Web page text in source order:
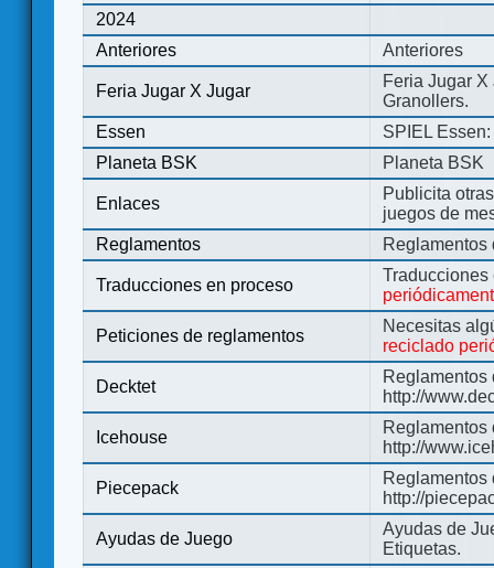
2024
Anteriores
Anteriores
Feria Jugar X Jugar
Feria Jugar
Granollers.
Essen
SPIEL
Planeta BSK
Planeta BSK
Enlaces
Publicita
juegos de
Reglamentos
Reglamentos
Traducciones en proceso
Peticiones de reglamentos
Necesitas
reciclado
Decktet
Reglamentos
http://
Icehouse
Reglamentos
http://
Piecepack
Reglamentos
http://
Ayudas de Juego
Ayudas de
Etiquetas.